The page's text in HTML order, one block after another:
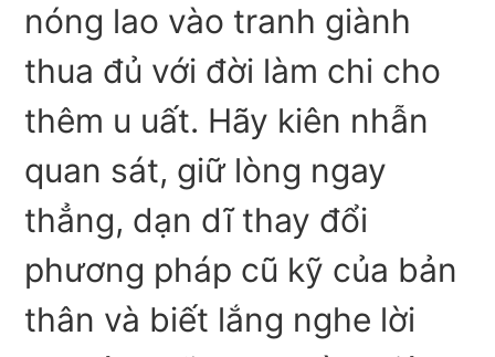
nóng lao vào tranh giành
thua đủ với đời làm chi cho
thêm u uất. Hãy kiên nhẫn
quan sát, giữ lòng ngay
thẳng, dạn dĩ thay đổi
phương pháp cũ kỹ của bản
thân và biết lắng nghe lời